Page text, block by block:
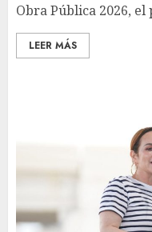
Obra Pública 2026,
LEER MÁS